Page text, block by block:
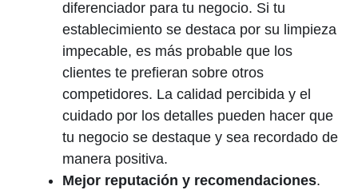
diferenciador para tu negocio. Si tu
establecimiento se destaca por su limpieza
impecable, es más probable que los
clientes te prefieran sobre otros
competidores. La calidad percibida y el
cuidado por los detalles pueden hacer que
tu negocio se destaque y sea recordado de
manera positiva.
Mejor reputación y recomendaciones.